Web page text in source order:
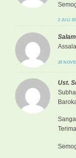
2 JULI
29
Ust.